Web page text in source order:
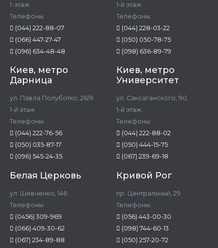
1-этаж
Телефоны:
(044) 222-88-07
(066) 447-27-47
(096) 634-48-48
1-й этаж
Телефоны:
(044) 228-03-22
(050) 050-78-75
(098) 636-89-79
Киев, метро
Дарница
ул. Павла Полуботко, 26/9
1-й этаж
Телефоны:
(044) 222-76-56
(050) 035-87-17
(096) 545-24-35
Киев, метро
Университет
ул. Саксаганского, 90,
1-й этаж
Телефоны:
(044) 222-88-02
(050) 444-15-75
(067) 239-69-18
Белая Церковь
ул. Шевченко, 146
Телефоны:
(0456) 309-969
(066) 409-30-62
(067) 234-89-88
Кривой Рог
пр. Центральный, 29
Телефоны:
(056) 443-00-30
(098) 744-60-13
(050) 257-20-72